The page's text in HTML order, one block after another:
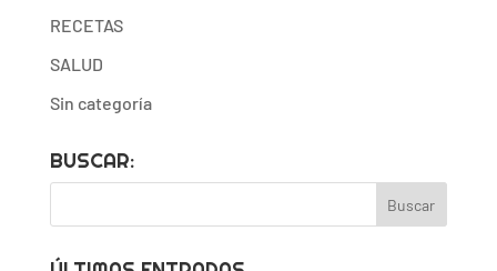
RECETAS
SALUD
Sin categoría
BUSCAR: